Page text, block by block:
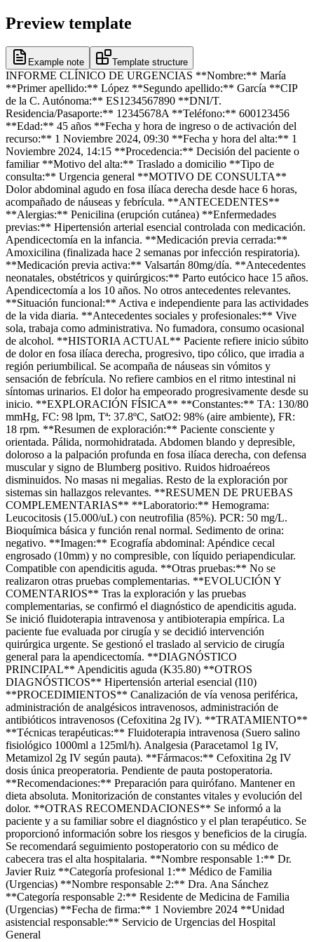
Preview template
Example note Template structure
INFORME CLÍNICO DE URGENCIAS **Nombre:** María
**Primer apellido:** López **Segundo apellido:** García **CIP
de la C. Autónoma:** ES1234567890 **DNI/T.
Residencia/Pasaporte:** 12345678A **Teléfono:** 600123456
**Edad:** 45 años **Fecha y hora de ingreso o de activación del
recurso:** 1 Noviembre 2024, 09:30 **Fecha y hora del alta:** 1
Noviembre 2024, 14:15 **Procedencia:** Decisión del paciente o
familiar **Motivo del alta:** Traslado a domicilio **Tipo de
consulta:** Urgencia general **MOTIVO DE CONSULTA**
Dolor abdominal agudo en fosa ilíaca derecha desde hace 6 horas,
acompañado de náuseas y febrícula. **ANTECEDENTES**
**Alergias:** Penicilina (erupción cutánea) **Enfermedades
previas:** Hipertensión arterial esencial controlada con medicación.
Apendicectomía en la infancia. **Medicación previa cerrada:**
Amoxicilina (finalizada hace 2 semanas por infección respiratoria).
**Medicación previa activa:** Valsartán 80mg/día. **Antecedentes
neonatales, obstétricos y quirúrgicos:** Parto eutócico hace 15 años.
Apendicectomía a los 10 años. No otros antecedentes relevantes.
**Situación funcional:** Activa e independiente para las actividades
de la vida diaria. **Antecedentes sociales y profesionales:** Vive
sola, trabaja como administrativa. No fumadora, consumo ocasional
de alcohol. **HISTORIA ACTUAL** Paciente refiere inicio súbito
de dolor en fosa ilíaca derecha, progresivo, tipo cólico, que irradia a
región periumbilical. Se acompaña de náuseas sin vómitos y
sensación de febrícula. No refiere cambios en el ritmo intestinal ni
síntomas urinarios. El dolor ha empeorado progresivamente desde su
inicio. **EXPLORACIÓN FÍSICA** **Constantes:** TA: 130/80
mmHg, FC: 98 lpm, Tª: 37.8ºC, SatO2: 98% (aire ambiente), FR:
18 rpm. **Resumen de exploración:** Paciente consciente y
orientada. Pálida, normohidratada. Abdomen blando y depresible,
doloroso a la palpación profunda en fosa ilíaca derecha, con defensa
muscular y signo de Blumberg positivo. Ruidos hidroaéreos
disminuidos. No masas ni megalias. Resto de la exploración por
sistemas sin hallazgos relevantes. **RESUMEN DE PRUEBAS
COMPLEMENTARIAS** **Laboratorio:** Hemograma:
Leucocitosis (15.000/uL) con neutrofilia (85%). PCR: 50 mg/L.
Bioquímica básica y función renal normal. Sedimento de orina:
negativo. **Imagen:** Ecografía abdominal: Apéndice cecal
engrosado (10mm) y no compresible, con líquido periapendicular.
Compatible con apendicitis aguda. **Otras pruebas:** No se
realizaron otras pruebas complementarias. **EVOLUCIÓN Y
COMENTARIOS** Tras la exploración y las pruebas
complementarias, se confirmó el diagnóstico de apendicitis aguda.
Se inició fluidoterapia intravenosa y antibioterapia empírica. La
paciente fue evaluada por cirugía y se decidió intervención
quirúrgica urgente. Se gestionó el traslado al servicio de cirugía
general para la apendicectomía. **DIAGNÓSTICO
PRINCIPAL** Apendicitis aguda (K35.80) **OTROS
DIAGNÓSTICOS** Hipertensión arterial esencial (I10)
**PROCEDIMIENTOS** Canalización de vía venosa periférica,
administración de analgésicos intravenosos, administración de
antibióticos intravenosos (Cefoxitina 2g IV). **TRATAMIENTO**
**Técnicas terapéuticas:** Fluidoterapia intravenosa (Suero salino
fisiológico 1000ml a 125ml/h). Analgesia (Paracetamol 1g IV,
Metamizol 2g IV según pauta). **Fármacos:** Cefoxitina 2g IV
dosis única preoperatoria. Pendiente de pauta postoperatoria.
**Recomendaciones:** Preparación para quirófano. Mantener en
dieta absoluta. Monitorización de constantes vitales y evolución del
dolor. **OTRAS RECOMENDACIONES** Se informó a la
paciente y a su familiar sobre el diagnóstico y el plan terapéutico. Se
proporcionó información sobre los riesgos y beneficios de la cirugía.
Se recomendará seguimiento postoperatorio con su médico de
cabecera tras el alta hospitalaria. **Nombre responsable 1:** Dr.
Javier Ruiz **Categoría profesional 1:** Médico de Familia
(Urgencias) **Nombre responsable 2:** Dra. Ana Sánchez
**Categoría responsable 2:** Residente de Medicina de Familia
(Urgencias) **Fecha de firma:** 1 Noviembre 2024 **Unidad
asistencial responsable:** Servicio de Urgencias del Hospital
General